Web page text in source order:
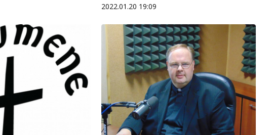
2022.01.20 19:09